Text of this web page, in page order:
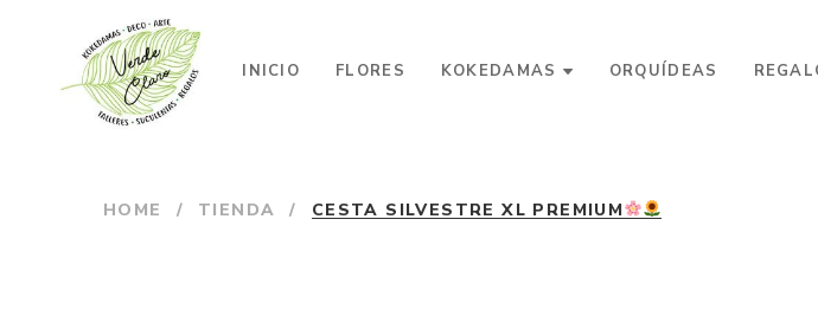
INICIO FLORES KOKEDAMAS ORQUÍDEAS
HOME / TIENDA / CESTA SILVESTRE XL PREMIUM